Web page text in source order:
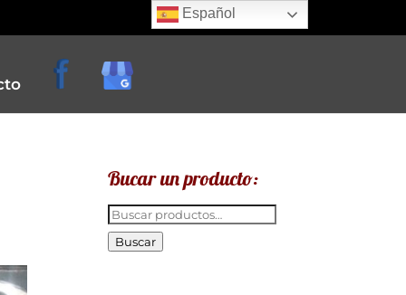
Bucar un producto:
Buscar
por:
Buscar
Español